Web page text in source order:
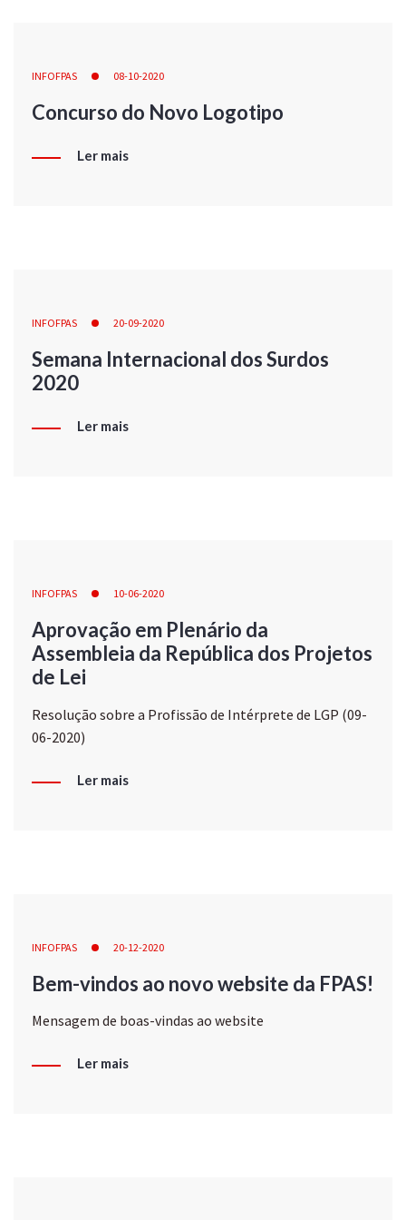
INFOFPAS 08-10-2020
Concurso do Novo Logotipo
Ler mais
INFOFPAS 20-09-2020
Semana Internacional dos Surdos
2020
Ler mais
INFOFPAS 10-06-2020
Aprovação em Plenário da
Assembleia da República dos Projetos
de Lei
Resolução sobre a Profissão de Intérprete de LGP (09-
06-2020)
Ler mais
INFOFPAS 20-12-2020
Bem-vindos ao novo website da FPAS!
Mensagem de boas-vindas ao website
Ler mais